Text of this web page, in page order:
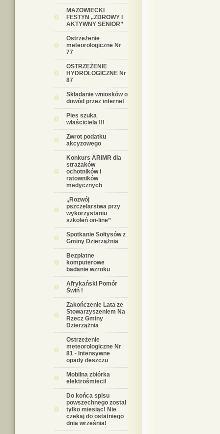
MAZOWIECKI
FESTYN „ZDROWY I
AKTYWNY SENIOR”
Ostrzeżenie
meteorologiczne Nr
77
OSTRZEŻENIE
HYDROLOGICZNE Nr
87
Składanie wniosków o
dowód przez internet
Pies szuka
właściciela !!!
Zwrot podatku
akcyzowego
Konkurs ARiMR dla
strażaków
ochotników i
ratowników
medycznych
„Rozwój
pszczelarstwa przy
wykorzystaniu
szkoleń on-line”
Spotkanie Sołtysów z
Gminy Dzierzążnia
Bezpłatne
komputerowe
badanie wzroku
Afrykański Pomór
Świń !
Zakończenie Lata ze
Stowarzyszeniem Na
Rzecz Gminy
Dzierzążnia
Ostrzeżenie
meteorologiczne Nr
81 - Intensywne
opady deszczu
Mobilna zbiórka
elektrośmieci!
Do końca spisu
powszechnego został
tylko miesiąc! Nie
czekaj do ostatniego
dnia września!